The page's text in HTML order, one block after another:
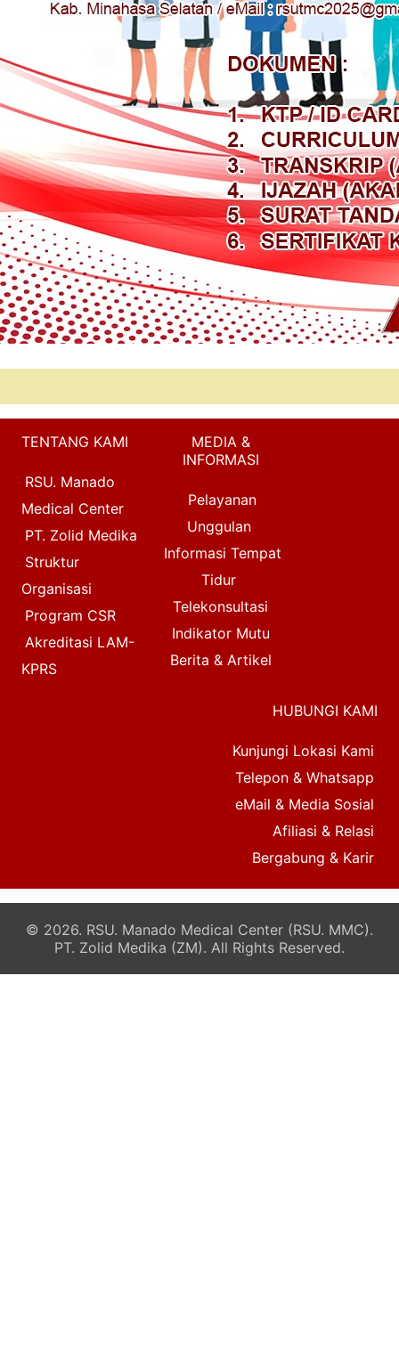
TENTANG KAMI
RSU. Manado
Medical Center
PT. Zolid Medika
Struktur
Organisasi
Program CSR
Akreditasi LAM-
KPRS
MEDIA &
INFORMASI
Pelayanan
Unggulan
Informasi Tempat
Tidur
Telekonsultasi
Indikator Mutu
Berita & Artikel
HUBUNGI KAMI
Kunjungi Lokasi Kami
Telepon & Whatsapp
eMail & Media Sosial
Afiliasi & Relasi
Bergabung & Karir
© 2026. RSU. Manado Medical Center (RSU. MMC).
PT. Zolid Medika (ZM). All Rights Reserved.